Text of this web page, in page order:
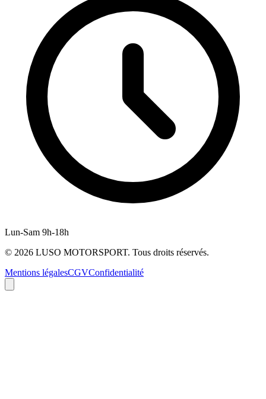
Lun-Sam 9h-18h
© 2026 LUSO MOTORSPORT. Tous droits réservés.
Mentions légalesCGVConfidentialité